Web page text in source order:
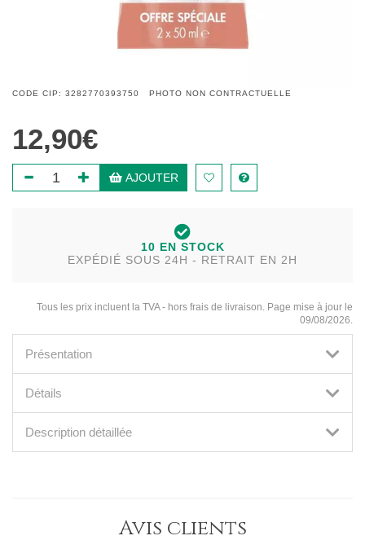
CODE CIP: 3282770393750 PHOTO NON CONTRACTUELLE
12,90€
AJOUTER
10 EN STOCK
EXPÉDIÉ SOUS 24H - RETRAIT EN 2H
Tous les prix incluent la TVA - hors frais de livraison. Page mise à jour le
09/08/2026.
Présentation
Détails
Description détaillée
Avis clients